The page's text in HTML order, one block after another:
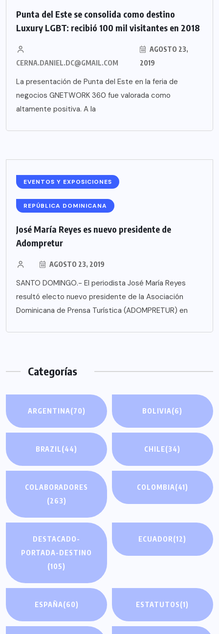
Punta del Este se consolida como destino
Luxury LGBT: recibió 100 mil visitantes en 2018
CERNA.DANIEL.DC@GMAIL.COM
AGOSTO 23,
2019
La presentación de Punta del Este en la feria de
negocios GNETWORK 360 fue valorada como
altamente positiva. A la
EVENTOS Y EXPOSICIONES
REPÚBLICA DOMINICANA
José María Reyes es nuevo presidente de
Adompretur
AGOSTO 23, 2019
SANTO DOMINGO.- El periodista José María Reyes
resultó electo nuevo presidente de la Asociación
Dominicana de Prensa Turística (ADOMPRETUR) en
Categorías
ARGENTINA(70) BOLIVIA(6)
BRAZIL(44) CHILE(34)
COLABORADORES
(263)
COLOMBIA(41)
DESTACADO-
PORTADA-DESTINO
(105)
ECUADOR(12)
ESPAÑA(60) ESTATUTOS(1)